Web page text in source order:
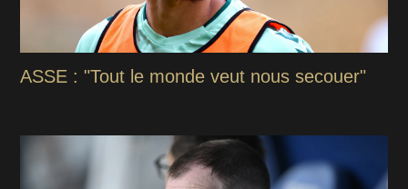
ASSE : "Tout le monde veut nous secouer"